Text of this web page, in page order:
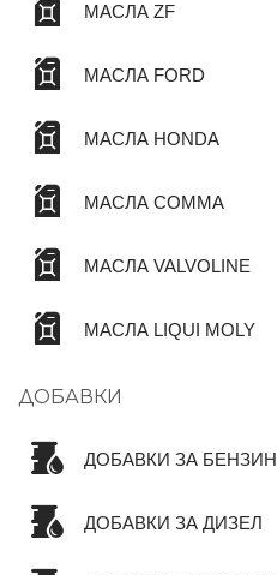
МАСЛА ZF
МАСЛА FORD
МАСЛА HONDA
МАСЛА COMMA
МАСЛА VALVOLINE
МАСЛА LIQUI MOLY
ДОБАВКИ
ДОБАВКИ ЗА БЕНЗИН
ДОБАВКИ ЗА ДИЗЕЛ